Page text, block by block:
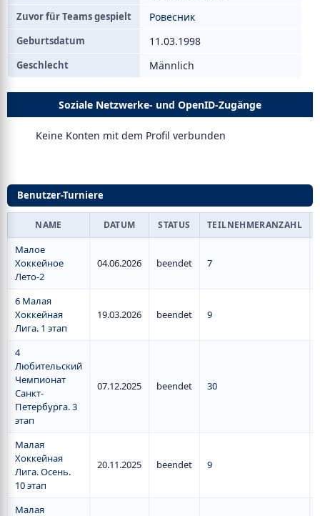
Zuvor für Teams gespielt Ровесник
Geburtsdatum 11.03.1998
Geschlecht Männlich
Soziale Netzwerke- und OpenID-Zugänge
Keine Konten mit dem Profil verbunden
Benutzer-Turniere
NAME DATUM STATUS TEILNEHMERANZAHL
Малое
Хоккейное
Лето-2
04.06.2026 beendet 7
6 Малая
Хоккейная
Лига. 1 этап
19.03.2026 beendet 9
4
Любительский
Чемпионат
Санкт-
Петербурга. 3
этап
07.12.2025 beendet 30
Малая
Хоккейная
Лига. Осень.
10 этап
20.11.2025 beendet 9
Малая